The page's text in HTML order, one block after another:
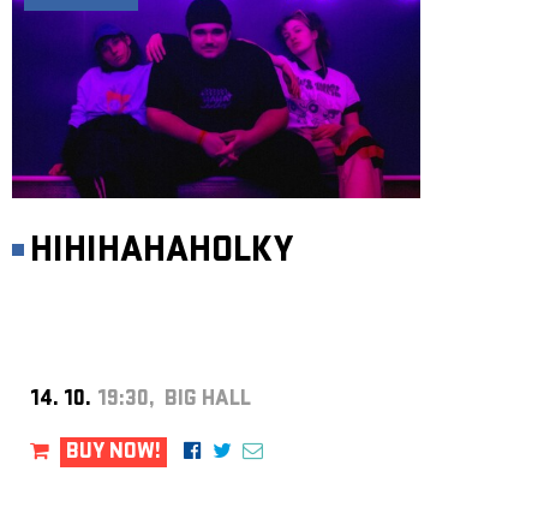
HIHIHAHAHOLKY
14. 10. 19:30, BIG HALL
BUY NOW!